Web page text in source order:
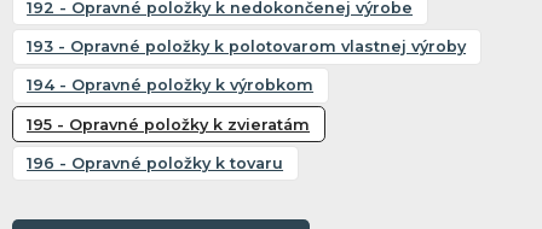
192 - Opravné položky k nedokončenej výrobe
193 - Opravné položky k polotovarom vlastnej výroby
194 - Opravné položky k výrobkom
195 - Opravné položky k zvieratám
196 - Opravné položky k tovaru